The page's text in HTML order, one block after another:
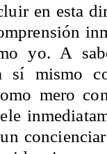
en esta
yo. A
sí mismo
mero